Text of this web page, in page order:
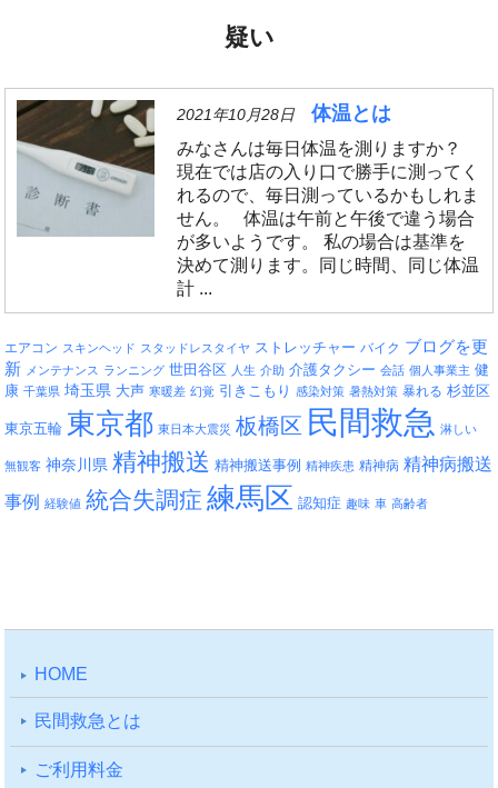
疑い
2021年10月28日 体温とは
みなさんは毎日体温を測りますか？
現在では店の入り口で勝手に測ってく
れるので、毎日測っているかもしれま
せん。 体温は午前と午後で違う場合
が多いようです。 私の場合は基準を
決めて測ります。同じ時間、同じ体温
計 ...
エアコン スキンヘッド スタッドレスタイヤ ストレッチャー バイク ブログを更
新 メンテナンス ランニング 世田谷区 人生 介助 介護タクシー 会話 個人事業主 健
康 千葉県 埼玉県 大声 寒暖差 幻覚 引きこもり 感染対策 暑熱対策 暴れる 杉並区
東京五輪 東京都 東日本大震災 板橋区 民間救急 淋しい
無観客 神奈川県 精神搬送 精神搬送事例 精神疾患 精神病 精神病搬送
事例
経験値 統合失調症 練馬区 認知症 趣味 車 高齢者
HOME
⺠間救急とは
ご利⽤料⾦